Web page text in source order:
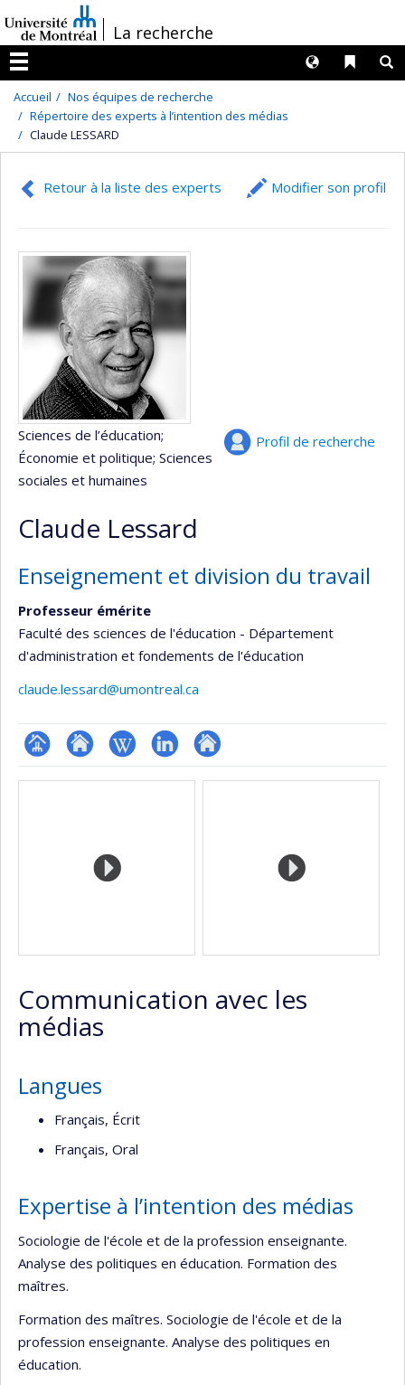
au
contenu
/La recherche
Menu
Liens
Langues
Accueil
Nos équipes de recherche
Répertoire des experts à l’intention des médias
Claude LESSARD
Retour à la liste des experts Modifier son profil
Profil de recherche
Sciences de l’éducation;
Économie et politique; Sciences
sociales et humaines
Claude Lessard
Enseignement et division du travail
Professeur émérite
Faculté des sciences de l'éducation - Département
d'administration et fondements de l'éducation
claude.lessard@umontreal.ca
Page Site
recherche
Wiki LinkedInAutre
Médias
Communication avec les
médias
Langues
Français, Écrit
Français, Oral
Expertise à l’intention des médias
Sociologie de l'école et de la profession enseignante.
Analyse des politiques en éducation. Formation des
maîtres.
Formation des maîtres. Sociologie de l'école et de la
profession enseignante. Analyse des politiques en
éducation.